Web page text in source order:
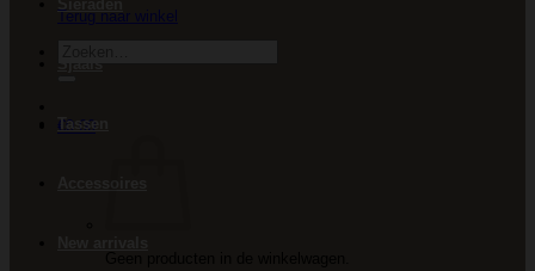
Terug naar winkel
€0.00
Tassen